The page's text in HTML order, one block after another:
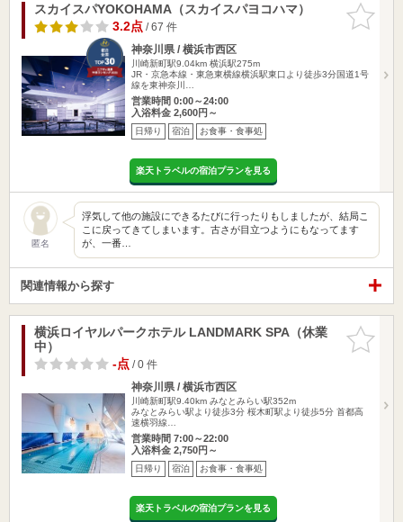
お気に入
りに追加
スカイスパYOKOHAMA（スカイスパヨコハマ）
3.2点/ 67 件
神奈川県 / 横浜市西区
川崎新町駅9.04km 横浜駅275m
JR・京急本線・東急東横線横浜駅東口より徒歩3分国道1号
線を東神奈川…
営業時間 0:00～24:00
入浴料金 2,600円～
日帰り 宿泊 お食事・食事処
楽天トラベルの宿泊プランを見る
匿名
浮気して他の施設にできるたびに行ったりもしましたが、結局こ
こに戻ってきてしまいます。古さが目立つようにもなってます
が、一番…
関連情報から探す
お気に入
りに追加
横浜ロイヤルパークホテル LANDMARK SPA（休業
中）
-点/ 0 件
神奈川県 / 横浜市西区
川崎新町駅9.40km みなとみらい駅352m
みなとみらい駅より徒歩3分 桜木町駅より徒歩5分 首都高
速横羽線…
営業時間 7:00～22:00
入浴料金 2,750円～
日帰り 宿泊 お食事・食事処
楽天トラベルの宿泊プランを見る